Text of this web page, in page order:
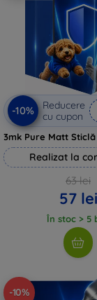
-10%
Reducere
cu cupon
3mk Pure Matt
Realizat la
63 lei
57 lei
În stoc > 5
-10%